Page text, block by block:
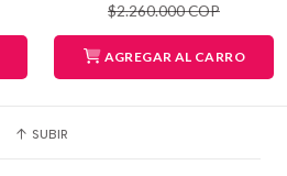
$2.260.000 COP
AGREGAR AL CARRO
SUBIR